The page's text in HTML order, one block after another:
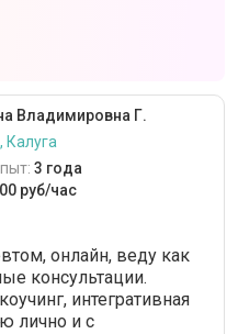
Владимировна Г.
Калуга
3 года
руб/час
онлайн, веду как
консультации.
интегративная
лично и с